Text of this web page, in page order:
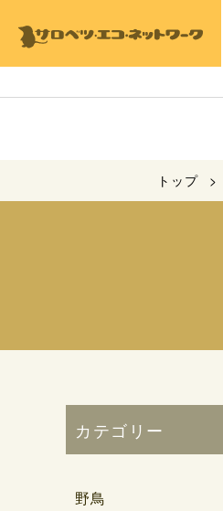
トップ
カテゴリー
野鳥